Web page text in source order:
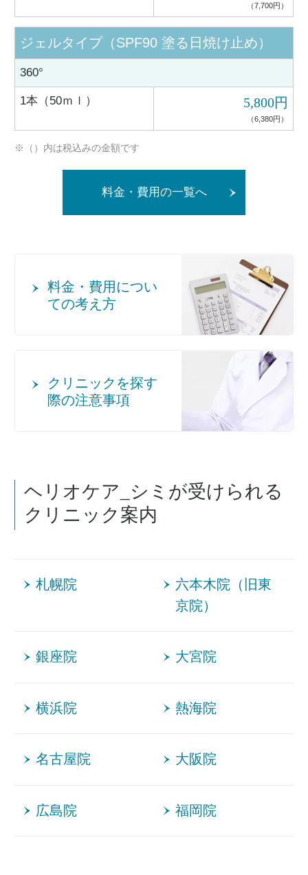
（7,700円）
ジェルタイプ（SPF90 塗る日焼け止め）
360°
1本（50ｍｌ） 5,800円
（6,380円）
※（）内は税込みの金額です
料金・費用の一覧へ
料金・費用につい
ての考え方
クリニックを探す
際の注意事項
ヘリオケア_シミが受けられる
クリニック案内
札幌院
六本木院（旧東
京院）
銀座院 大宮院
横浜院 熱海院
名古屋院 大阪院
広島院 福岡院